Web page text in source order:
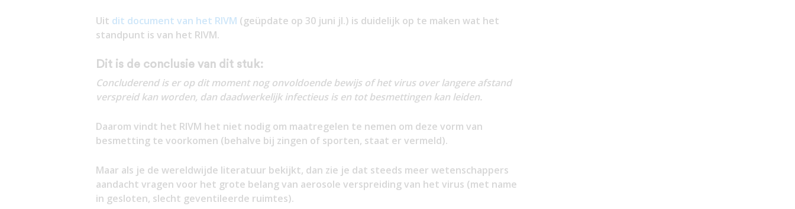
Uit dit document van het RIVM (geüpdate op 30 juni jl.) is duidelijk op te maken wat het
standpunt is van het RIVM.
Dit is de conclusie van dit stuk:
Concluderend is er op dit moment nog onvoldoende bewijs of het virus over langere afstand
verspreid kan worden, dan daadwerkelijk infectieus is en tot besmettingen kan leiden.
Daarom vindt het RIVM het niet nodig om maatregelen te nemen om deze vorm van
besmetting te voorkomen (behalve bij zingen of sporten, staat er vermeld).
Maar als je de wereldwijde literatuur bekijkt, dan zie je dat steeds meer wetenschappers
aandacht vragen voor het grote belang van aerosole verspreiding van het virus (met name
in gesloten, slecht geventileerde ruimtes).